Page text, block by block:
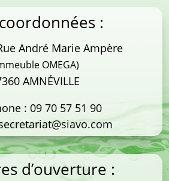
:
André Marie Ampère
OMEGA)
AMNÉVILLE
: 09 70 57 51 90
d’ouverture :